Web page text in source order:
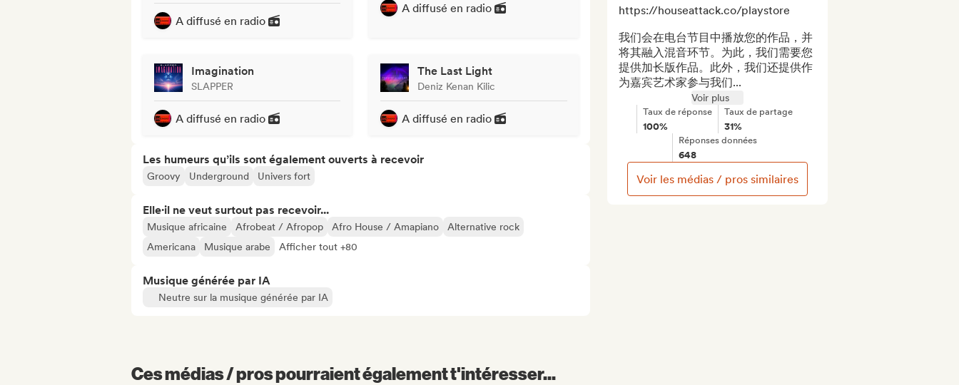
A diffusé en radio
A diffusé en radio
Imagination
SLAPPER
A diffusé en radio
The Last Light
Deniz Kenan Kilic
A diffusé en radio
Les humeurs qu’ils sont également ouverts à recevoir
Groovy Underground Univers fort
Elle·il ne veut surtout pas recevoir...
Musique africaine Afrobeat / Afropop Afro House / Amapiano
Alternative rock
Americana
Musique arabe Afficher tout +80
Musique générée par IA
Neutre sur la musique générée par IA
https://houseattack.co/playstore
我们会在电台节目中播放您的作品，并
将其融入混音环节。为此，我们需要您
提供加长版作品。此外，我们还提供作
为嘉宾艺术家参与我们...
Voir plus
Taux de réponse
100%
Taux de partage
31%
Réponses données
648
Voir les médias / pros similaires
Ces médias / pros pourraient également t'intéresser...